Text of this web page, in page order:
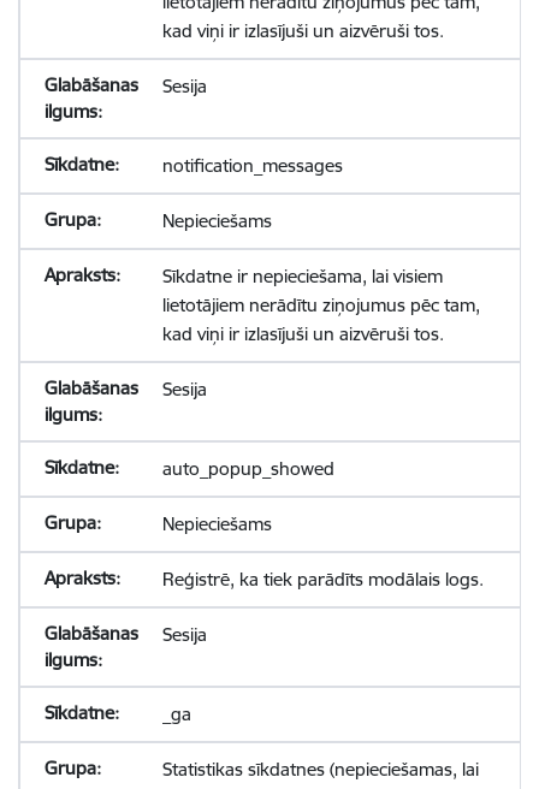
kad viņi ir izlasījuši un aizvēruši tos.
Sesija
notification_messages
Nepieciešams
Sīkdatne ir nepieciešama, lai visiem
lietotājiem nerādītu ziņojumus pēc tam,
kad viņi ir izlasījuši un aizvēruši tos.
Sesija
auto_popup_showed
Nepieciešams
Reģistrē, ka tiek parādīts modālais logs.
Sesija
_ga
Statistikas sīkdatnes (nepieciešamas, lai